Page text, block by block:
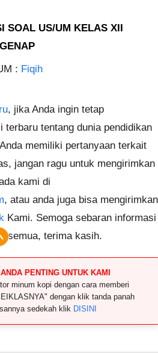
SOAL US/UM KELAS XII
: Fiqih
, jika Anda ingin tetap
terbaru tentang dunia pendidikan
memiliki pertanyaan terkait
jangan ragu untuk mengirimkan
kami di
, atau anda juga bisa mengirimkan
Kami. Semoga sebaran informasi
semua, terima kasih.
PENTING UNTUK KAMI
minum kopi dengan cara memberi
dengan klik tanda panah
sedekah klik DISINI